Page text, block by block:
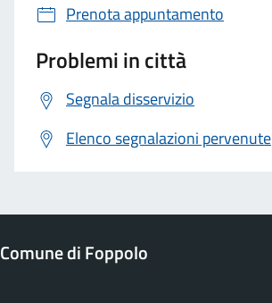
Prenota appuntamento
Problemi in città
Segnala disservizio
Elenco segnalazioni pervenute
Comune di Foppolo